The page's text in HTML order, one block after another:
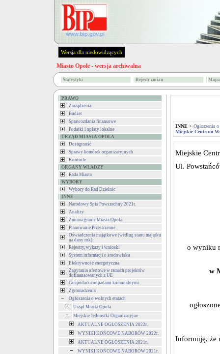
Wersja dla niedowidzących
Miasto Opole - wersja archiwalna
Statystyki Rejestr zmian
PRAWO
Zarządzenia
Budżet
Sprawozdania finansowe
Podatki i opłaty lokalne
URZĄD MIASTA OPOLA
Dostępność
Sprawy komórek organizacyjnych
Kontrole
ORGANY WŁADZY
Rada Miasta
WYBORY
Wybory do Rad Dzielnic
INNE
Narodowy Spis Powszechny 2021r.
Analizy
Zmiana granic Miasta Opola
Planowanie Przestrzenne
Oświadczenia majątkowe (według stanu majątku
na dany rok)
Rejestry, wykazy i wnioski
System informacji o środowisku
Efektywność energetyczna
Zapytania ofertowe w ramach projektów
dofinansowanych z UE
Gospodarka odpadami komunalnymi
Zgromadzenia
Ogłoszenia o wolnych etatach
Urząd Miasta Opola
Miejskie Jednostki Organizacyjne
AKTUALNE OGŁOSZENIA 2022r.
WYNIKI KOŃCOWE NABORÓW 2022r.
AKTUALNE OGŁOSZENIA 2021r.
WYNIKI KOŃCOWE NABORÓW 2021r.
INNE > Ogłoszenia
Miejskie Centrum
Miejskie
Ul.
o wyniku
w
Informuję, że